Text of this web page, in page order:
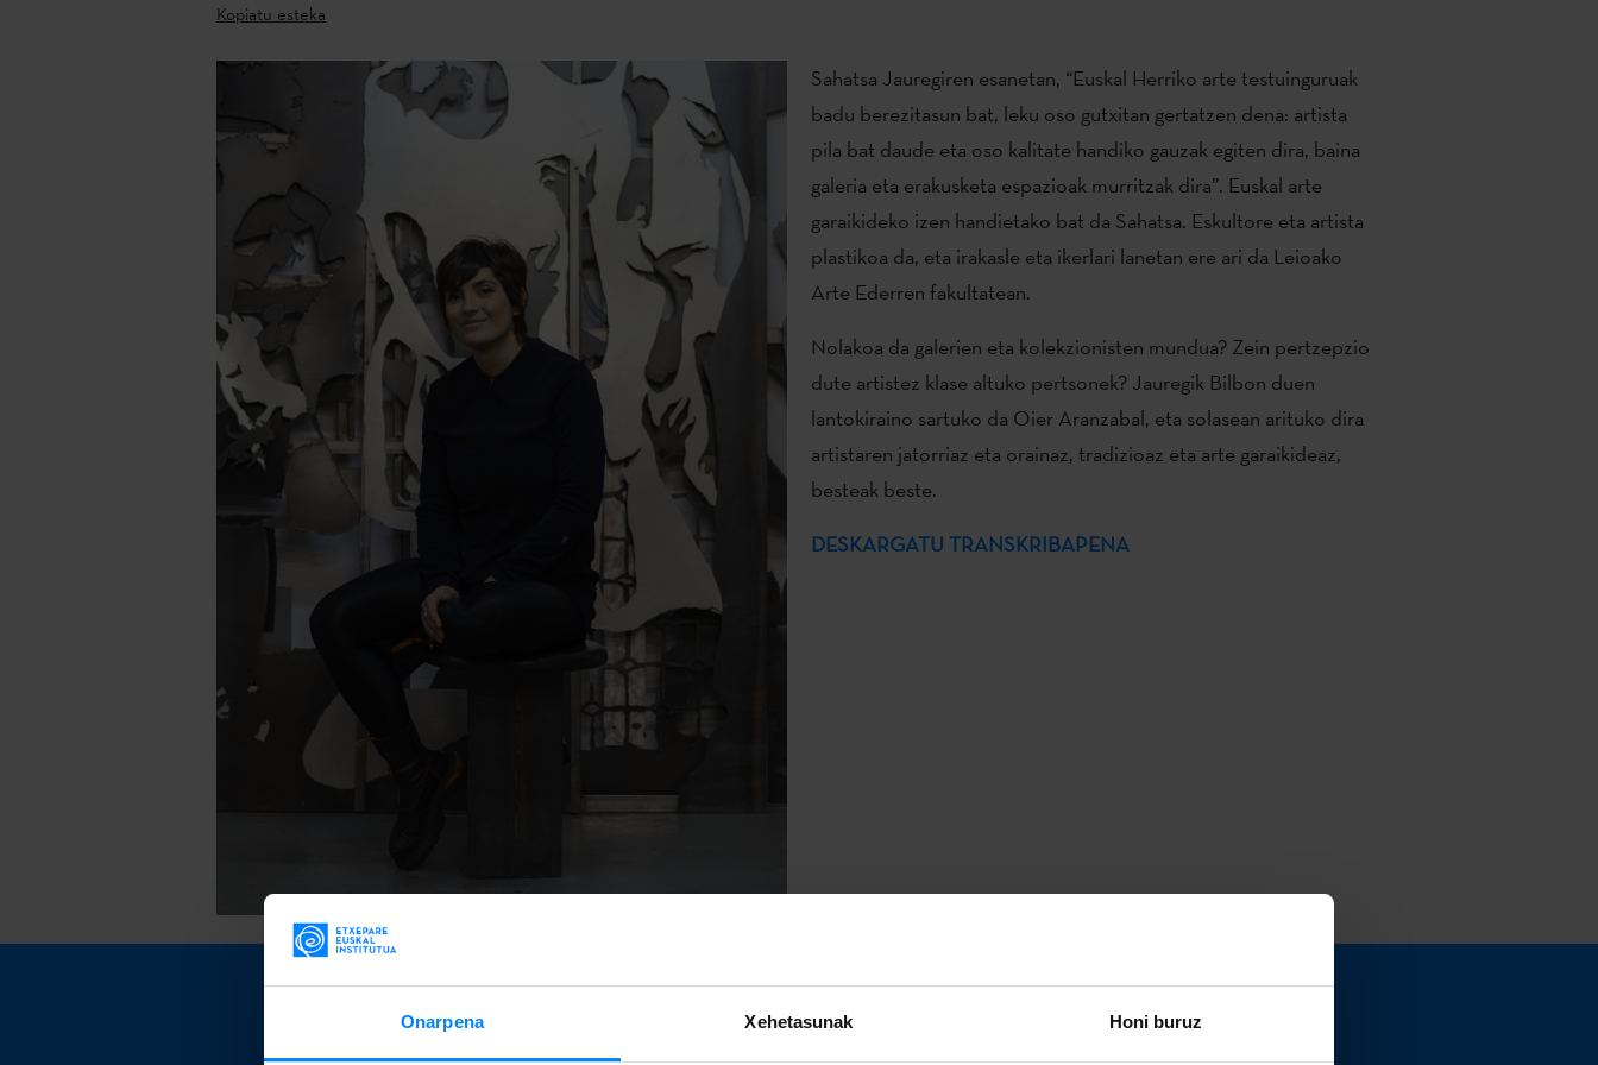
Onarpena Xehetasunak Honi buruz
Kopiatu esteka
Sahatsa Jauregiren esanetan, “Euskal Herriko arte testuinguruak
badu berezitasun bat, leku oso gutxitan gertatzen dena: artista
pila bat daude eta oso kalitate handiko gauzak egiten dira, baina
galeria eta erakusketa espazioak murritzak dira”. Euskal arte
garaikideko izen handietako bat da Sahatsa. Eskultore eta artista
plastikoa da, eta irakasle eta ikerlari lanetan ere ari da Leioako
Arte Ederren fakultatean.
Nolakoa da galerien eta kolekzionisten mundua? Zein pertzepzio
dute artistez klase altuko pertsonek? Jauregik Bilbon duen
lantokiraino sartuko da Oier Aranzabal, eta solasean arituko dira
artistaren jatorriaz eta orainaz, tradizioaz eta arte garaikideaz,
besteak beste.
DESKARGATU TRANSKRIBAPENA
Euskal arteari buruz gehiago
jakin nahi duzu? Deskargatu doan